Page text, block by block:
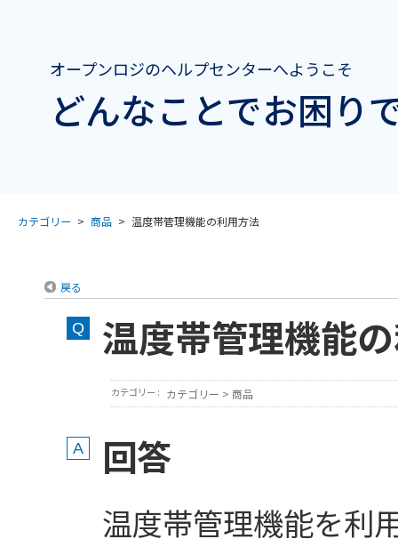
オープンロジのヘルプセンターへようこそ
どんなことでお困り
カテゴリー > 商品 > 温度帯管理機能の利用方法
戻る
温度帯管理機能
カテゴリー : カテゴリー > 商品
回答
温度帯管理機能を利